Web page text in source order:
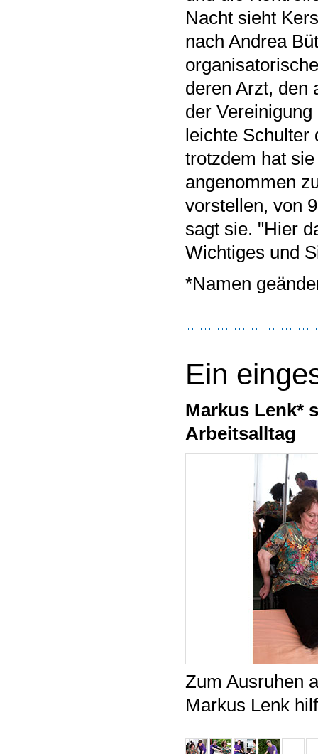
Nacht sieht
nach Andrea
deren Arzt, den
der
leichte
trotzdem hat
angenommen
vorstellen, von
sagt sie. "Hier
Wichtiges und
*Namen
Ein
Markus Lenk*
Arbeitsalltag
Zum Ausruhen
Markus Lenk